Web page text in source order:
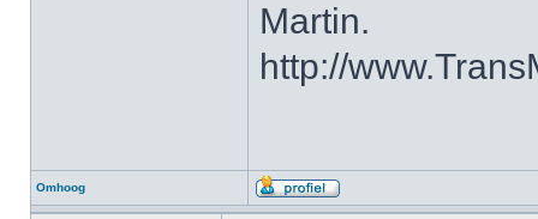
Martin.
http://
Omhoog